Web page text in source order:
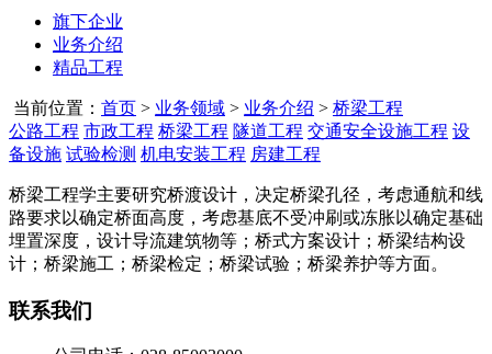
旗下企业
业务介绍
精品工程
当前位置： 首页 > 业务领域 > 业务介绍 > 桥梁工程
公路工程 市政工程 桥梁工程 隧道工程 交通安全设施工程 设
备设施 试验检测 机电安装工程 房建工程
桥梁工程学主要研究桥渡设计，决定桥梁孔径，考虑通航和线
路要求以确定桥面高度，考虑基底不受冲刷或冻胀以确定基础
埋置深度，设计导流建筑物等；桥式方案设计；桥梁结构设
计；桥梁施工；桥梁检定；桥梁试验；桥梁养护等方面。
联系我们